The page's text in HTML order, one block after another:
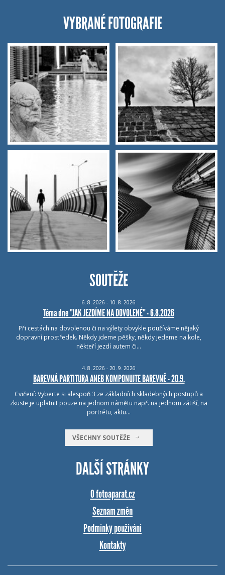
VYBRANÉ FOTOGRAFIE
SOUTĚŽE
6. 8. 2026 - 10. 8. 2026
Téma dne "JAK JEZDÍME NA DOVOLENÉ" - 6.8.2026
Při cestách na dovolenou či na výlety obvykle používáme nějaký
dopravní prostředek. Někdy jdeme pěšky, někdy jedeme na kole,
někteří jezdí autem či…
4. 8. 2026 - 20. 9. 2026
BAREVNÁ PARTITURA ANEB KOMPONUJTE BAREVNĚ - 20.9.
Cvičení: Vyberte si alespoň 3 ze základních skladebných postupů a
zkuste je uplatnit pouze na jednom námětu např. na jednom zátiší, na
portrétu, aktu…
VŠECHNY SOUTĚŽE
DALŠÍ STRÁNKY
O fotoaparat.cz
Seznam změn
Podmínky používání
Kontakty